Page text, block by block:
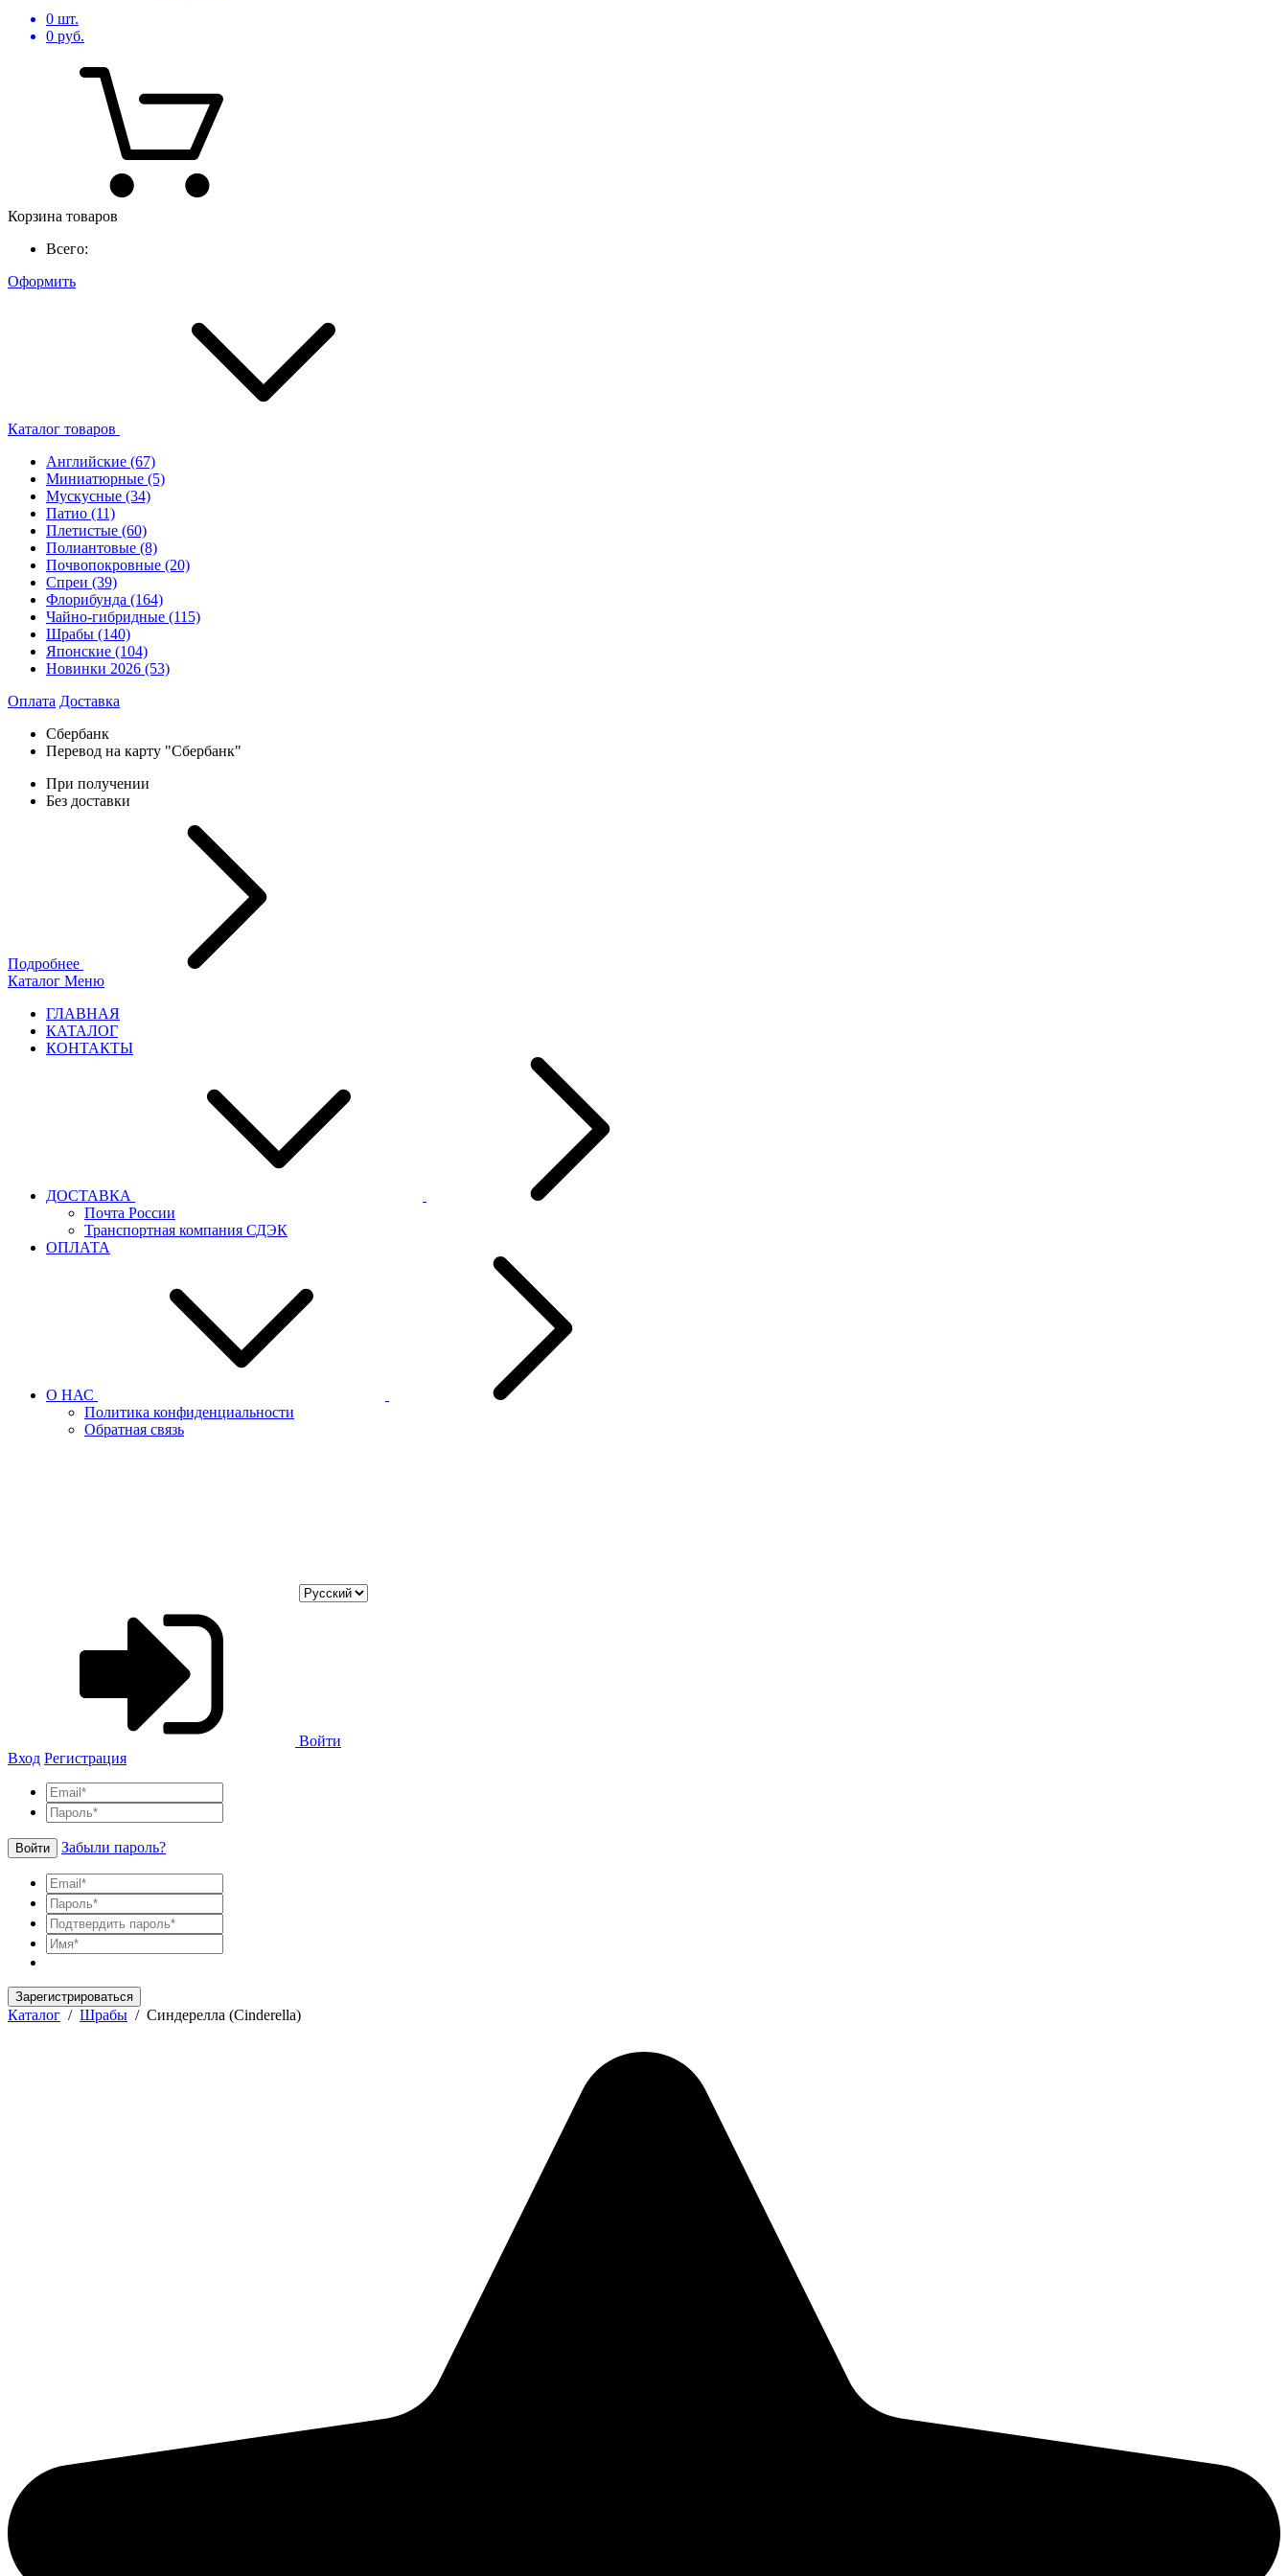
0 шт.
0 руб.
Корзина товаров
Всего:
Оформить
Каталог товаров
Английские (67)
Миниатюрные (5)
Мускусные (34)
Патио (11)
Плетистые (60)
Полиантовые (8)
Почвопокровные (20)
Спреи (39)
Флорибунда (164)
Чайно-гибридные (115)
Шрабы (140)
Японские (104)
Новинки 2026 (53)
Оплата Доставка
Сбербанк
Перевод на карту "Сбербанк"
При получении
Без доставки
Подробнее
Каталог Меню
ГЛАВНАЯ
КАТАЛОГ
КОНТАКТЫ
ДОСТАВКА
Почта России
Транспортная компания СДЭК
ОПЛАТА
О НАС
Политика конфиденциальности
Обратная связь
Войти
Вход Регистрация
Войти Забыли пароль?
Зарегистрироваться
Каталог / Шрабы / Синдерелла (Cinderella)